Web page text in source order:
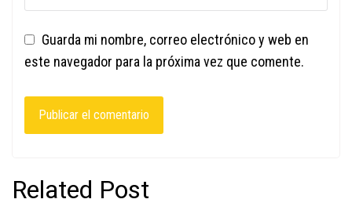
Guarda mi nombre, correo electrónico y web en
este navegador para la próxima vez que comente.
Related Post